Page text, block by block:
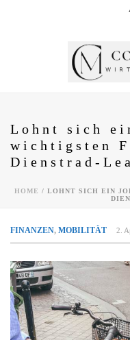
Lohnt sich
wichtigsten
Dienstrad-
HOME / LOHNT SICH EIN
FINANZEN, MOBILITÄT 2.